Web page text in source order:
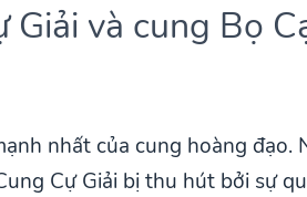
Giải và cung Bọ
nhất của cung hoàng đạo.
Cự Giải bị thu hút bởi sự